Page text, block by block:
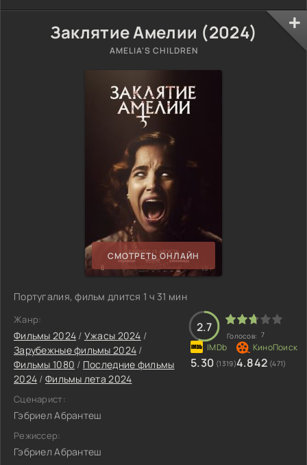
Заклятие Амелии (2024)
AMELIA'S CHILDREN
СМОТРЕТЬ ОНЛАЙН
Португалия, фильм длится 1 ч 31 мин
Жанр:
Фильмы 2024 / Ужасы 2024 /
Зарубежные фильмы 2024 /
Фильмы 1080 / Последние фильмы
2024 / Фильмы лета 2024
Сценарист:
Гэбриел Абрантеш
Режиссер:
Гэбриел Абрантеш
2.7
Голосов: 7
5.30 (1319)4.842 (471)